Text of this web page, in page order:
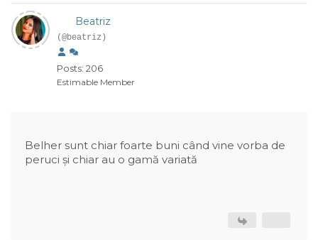
Beatriz
(@beatriz)
Posts: 206
Estimable Member
Belher sunt chiar foarte buni când vine vorba de
peruci și chiar au o gamă variată